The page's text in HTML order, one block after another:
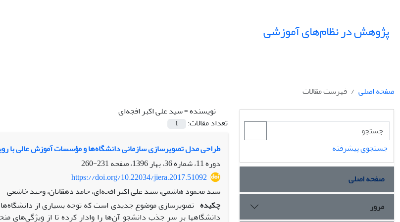
پژوهش در نظام‌های آموزشی
صفحه اصلی
فهرست مقالات
نویسنده =سید علی اکبر افجه‌ای
تعداد مقالات:
1
طراحی مدل تصویرسازی سازمانی دانشگاه‌ها و مؤسسات آموزش عالی با
دوره 11، شماره 36، بهار 1396، صفحه
231-260
https://doi.org/10.22034/jiera.2017.51092
سید محمود هاشمی، سید علی اکبر افجه‌ای، حامد دهقانان، وحید خاشعی
چکیده تصویرسازی موضوع جدیدی است که توجه بسیاری از
دانشگاه­ها بر سر جذب دانشجو آن‌ها را وادار کرده تا از ویژگی‌های
جستجوی پیشرفته
صفحه اصلی
مرور